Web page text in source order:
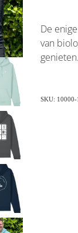
De
van
SKU: 10000-